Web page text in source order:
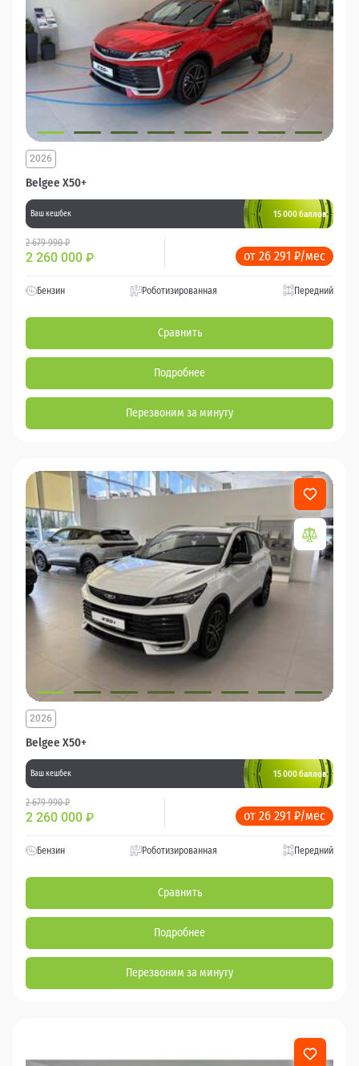
Belgee X50+
2026
Ваш кешбек 15 000 баллов
2 679 990 ₽
2 260 000 ₽ от 26 291 ₽/мес
Бензин Роботизированная Передний
Сравнить
Подробнее
Перезвоним за минуту
Belgee X50+
2026
Ваш кешбек 15 000 баллов
2 679 990 ₽
2 260 000 ₽ от 26 291 ₽/мес
Бензин Роботизированная Передний
Сравнить
Подробнее
Перезвоним за минуту